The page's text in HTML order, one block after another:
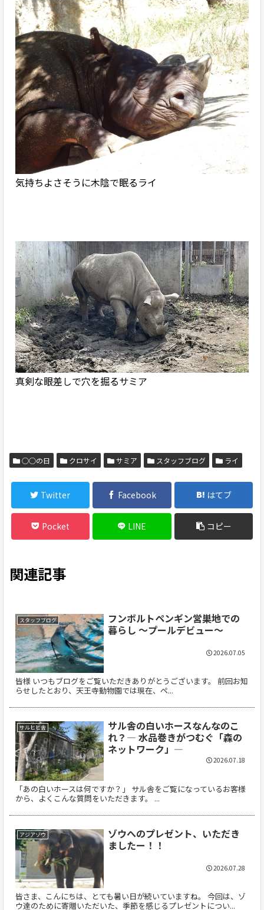
気持ちよさそうに木陰で眠るライ
真剣な眼差しで穴を掘るサミア
○○の日 クロサイ サミア スタッフブログ ライ
Twitter Facebook はてブ
Pocket LINE コピー
関連記事
スタッフブログ
フンボルトペンギン営巣地での
暮らし ～プールデビュー～
皆様 いつもブログをご覧いただきありがとうございます。 前回お知
らせしたとおり、天王寺動物園では現在、ペ...
2026.07.05
サルヒヒ舎
サル舎の白いホースなんなのこ
れ？― 水品巻きがつむぐ「森の
ネットワーク」―
「あの白いホースは何ですか？」 サル舎をご覧になっているお客様
から、よくこんな質問をいただきます。 ...
2026.07.18
アジアゾウ
ゾウへのプレゼント、いただき
ましたー！！
皆さま、こんにちは、とても暑い日が続いていますね。 今回は、ゾ
ウ達のために寄贈いただいた、季節を感じるプレゼントについ...
2026.07.28